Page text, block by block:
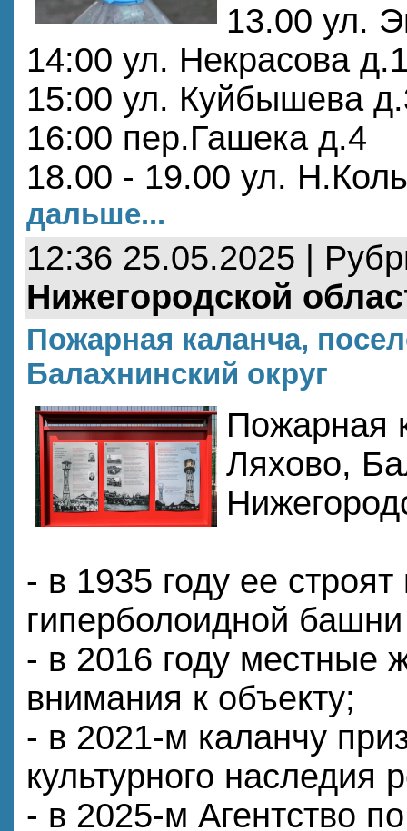
13.00 ул.
14:00 ул. Некрасова
15:00 ул. Куйбышева
16:00 пер.Гашека д.4
18.00 - 19.00 ул.
дальше...
12:36 25.05.2025 |
Нижегородской
Пожарная каланча,
Балахнинский округ
Пожарная
Ляхово,
- в 1935 году ее строят
гиперболоидной
- в 2016 году местные
внимания к объекту;
- в 2021-м каланчу
культурного наследия
- в 2025-м Агентство